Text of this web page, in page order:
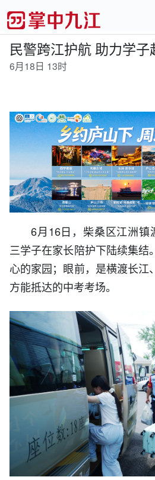
民警跨江护航 助力学子
6月18日 13时
6月16日，柴桑区江洲镇
三学子在家长陪护下陆续集结
心的家园；眼前，是横渡长江
方能抵达的中考考场。